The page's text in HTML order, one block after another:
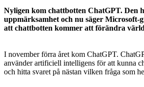
Nyligen kom chattbotten ChatGPT. Den
uppmärksamhet och nu säger Microsoft-
att chattbotten kommer att förändra
I november förra året kom ChatGPT.
använder artificiell intelligens för att kunna
och hitta svaret på nästan vilken fråga som